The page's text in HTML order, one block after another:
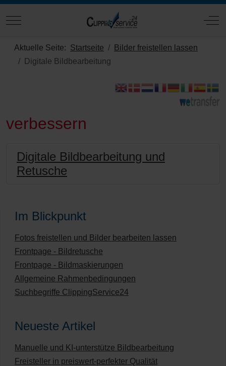
Mobile Menu Toggle Off-
Aktuelle Seite: Startseite
Bilder freistellen lassen
Digitale Bildbearbeitung
verbessern
Digitale Bildbearbeitung und
Retusche
Im Blickpunkt
Fotos freistellen und Bilder bearbeiten lassen
Frontpage - Bildretusche
Frontpage - Bildmaskierungen
Allgemeine Rahmenbedingungen
Suchbegriffe ClippingService24
Neueste Artikel
Manuelle und KI-unterstütze Bildbearbeitung
Freisteller in preiswert-perfekter Qualität